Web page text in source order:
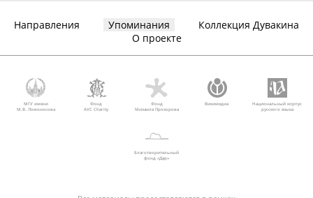
Направления Упоминания
Коллекция Дувакина
О проекте
МГУ имени
М.В. Ломоносова
Фонд
AVC Charity
Фонд
Михаила Прохорова
Викимедиа
Национальный корпус
русского языка
Благотворительный
фонд «Дар»